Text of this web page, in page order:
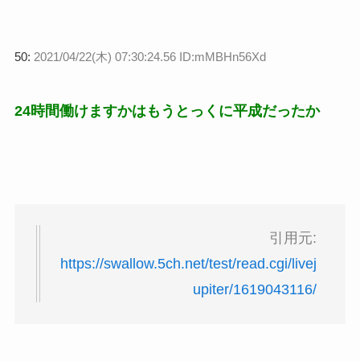
50: 2021/04/22(木) 07:30:24.56 ID:mMBHn56Xd
24時間働けますかはもうとっくに平成だったか
引用元:
https://swallow.5ch.net/test/read.cgi/livej
upiter/1619043116/